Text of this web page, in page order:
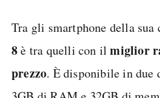
Tra gli smartphone della sua
8è tra quelli con ilmiglior
prezzo. È disponibile in due